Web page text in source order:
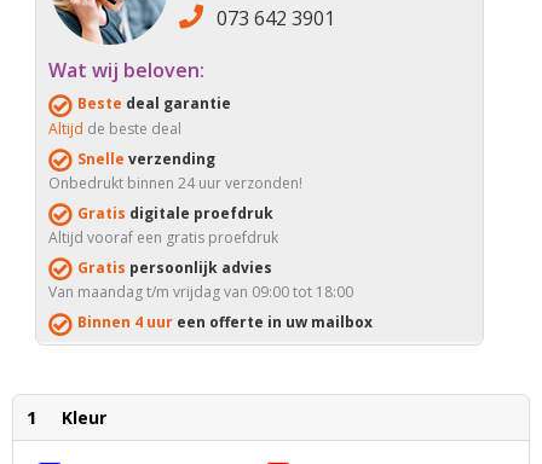
073 642 3901
Wat wij beloven:
Beste deal garantie
Altijd de beste deal
Snelle verzending
Onbedrukt binnen 24 uur verzonden!
Gratis digitale proefdruk
Altijd vooraf een gratis proefdruk
Gratis persoonlijk advies
Van maandag t/m vrijdag van 09:00 tot 18:00
Binnen 4 uur een offerte in uw mailbox
1 Kleur